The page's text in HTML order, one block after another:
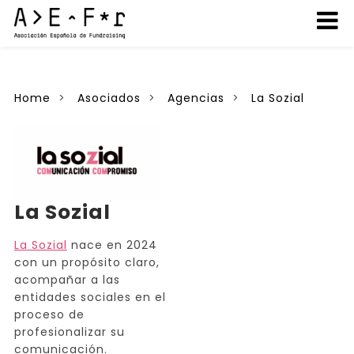
Home Asociados Agencias La Sozial
La Sozial
La Sozial nace en 2024
con un propósito claro,
acompañar a las
entidades sociales en el
proceso de
profesionalizar su
comunicación.